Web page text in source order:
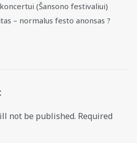
(Šansono festivaliui)
– normalus festo anonsas ?
not be published. Required